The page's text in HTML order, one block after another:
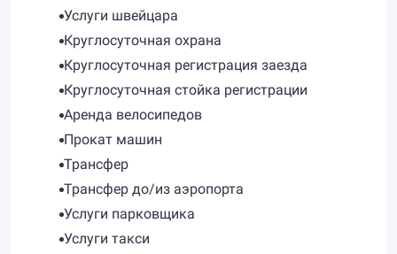
Услуги швейцара
Круглосуточная охрана
Круглосуточная регистрация заезда
Круглосуточная стойка регистрации
Аренда велосипедов
Прокат машин
Трансфер
Трансфер до/из аэропорта
Услуги парковщика
Услуги такси